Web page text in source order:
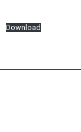
Download